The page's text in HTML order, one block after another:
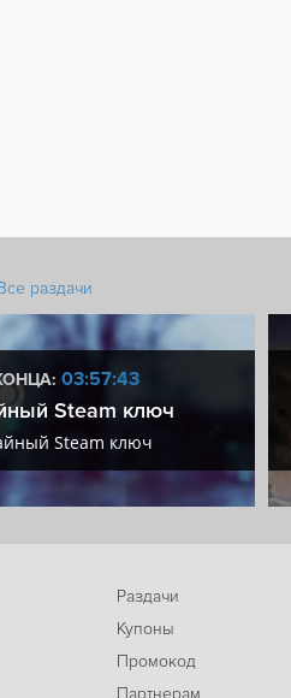
раздачи
03:57:42
Steam ключ
Steam ключ
Раздачи
Купоны
Промокод
Партнерам